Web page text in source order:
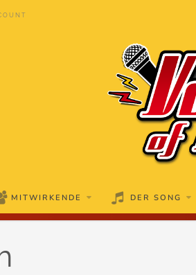
MITWIRKENDE DER SONG